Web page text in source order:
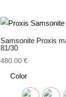
Samsonite Proxis
81/30
480.00 €
Color